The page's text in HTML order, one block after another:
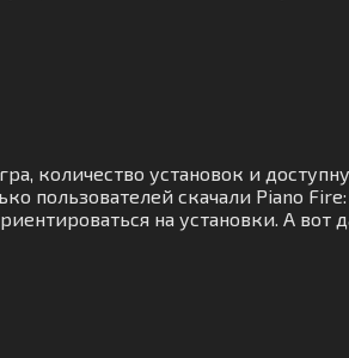
количество установок и
пользователей скачали Piano
на установки. А